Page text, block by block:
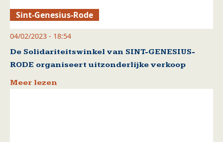
Sint-Genesius-Rode
04/02/2023 - 18:54
De Solidariteitswinkel van SINT-GENESIUS-
RODE organiseert uitzonderlijke verkoop
Meer lezen